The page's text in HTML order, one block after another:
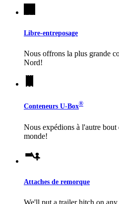
Libre-entreposage
Nous offrons la plus grande
Nord!
Conteneurs U-Box®
Nous expédions à l'autre
monde!
Attaches de remorque
We'll put a trailer hitch on